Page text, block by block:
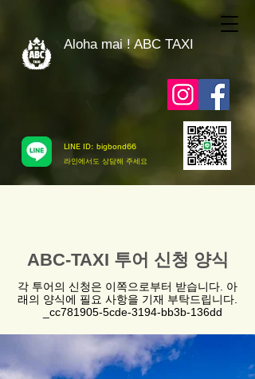
LINE ID: bigbond66
​라인에서도 상담해 주세요
Aloha mai ! ABC TAXI
ABC-TAXI 투어 신청 양식
각 투어의 신청은 이쪽으로부터 받습니다. 아
래의 양식에 필요 사항을 기재 부탁드립니다.
_cc781905-5cde-3194-bb3b-136dd